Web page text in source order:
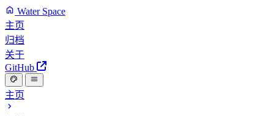
Water Space
主页
归档
关于
GitHub
主页